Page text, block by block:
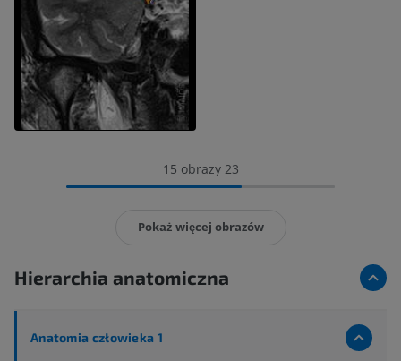
15 obrazy 23
Pokaż więcej obrazów
Hierarchia anatomiczna
Anatomia człowieka 1